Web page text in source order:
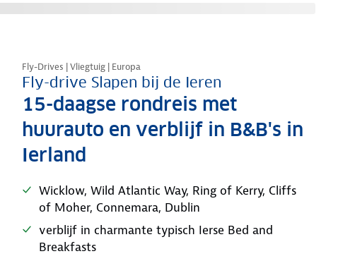
Fly-Drives | Vliegtuig | Europa
Fly-drive Slapen bij de Ieren
15-daagse rondreis met
huurauto en verblijf in B&B's in
Ierland
Wicklow, Wild Atlantic Way, Ring of Kerry, Cliffs
of Moher, Connemara, Dublin
verblijf in charmante typisch Ierse Bed and
Breakfasts